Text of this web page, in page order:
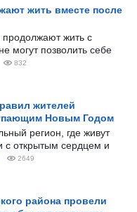
жить вместе после
продолжают жить с
могут позволить себе
832
жителей
Новым Годом
регион, где живут
с открытым сердцем и
2649
района провели